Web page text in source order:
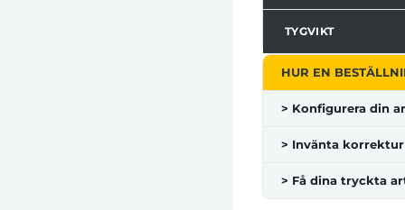
TYGVIKT
HUR EN
> Konfigurera din
> Invänta korrektur
> Få dina tryckta